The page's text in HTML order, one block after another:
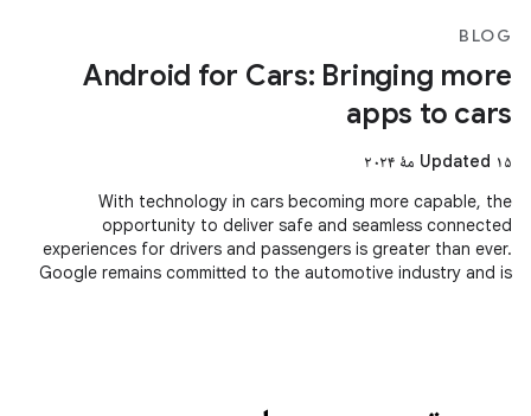
BLOG
Android for Cars: Bringing more
apps to cars
Updated ۱۵ مهٔ ۲۰۲۴
With technology in cars becoming more capable, the
opportunity to deliver safe and seamless connected
experiences for drivers and passengers is greater than ever.
Google remains committed to the automotive industry and is